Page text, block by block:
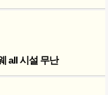
all 시설 무난